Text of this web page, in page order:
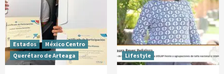
Estados
México Centro
Querétaro de Arteaga
Lifestyle